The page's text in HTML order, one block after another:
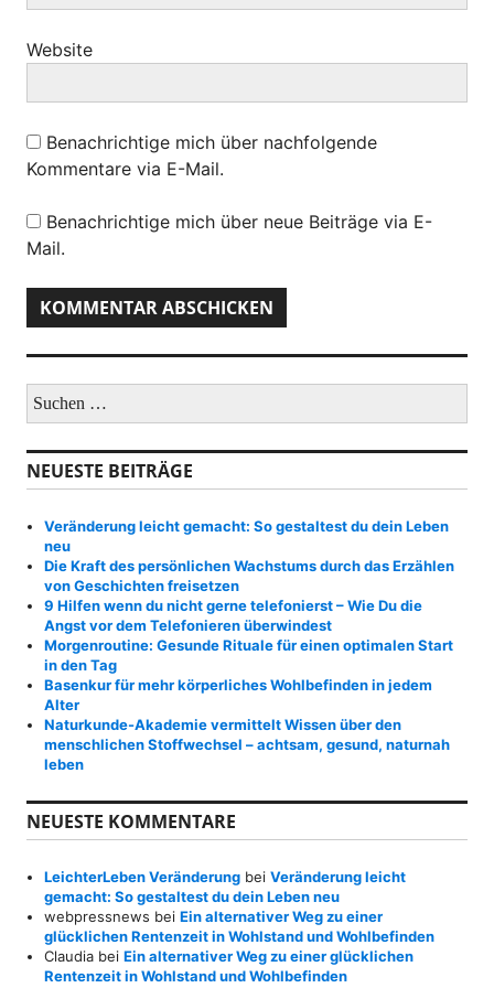
Website
Benachrichtige mich über nachfolgende
Kommentare via E-Mail.
Benachrichtige mich über neue Beiträge via E-
Mail.
u
h
e
n
c
:
NEUESTE BEITRÄGE
Veränderung leicht gemacht: So gestaltest du dein Leben
neu
Die Kraft des persönlichen Wachstums durch das Erzählen
von Geschichten freisetzen
9 Hilfen wenn du nicht gerne telefonierst – Wie Du die
Angst vor dem Telefonieren überwindest
Morgenroutine: Gesunde Rituale für einen optimalen Start
in den Tag
Basenkur für mehr körperliches Wohlbefinden in jedem
Alter
Naturkunde-Akademie vermittelt Wissen über den
menschlichen Stoffwechsel – achtsam, gesund, naturnah
leben
NEUESTE KOMMENTARE
LeichterLeben Veränderung beiVeränderung leicht
gemacht: So gestaltest du dein Leben neu
webpressnews beiEin alternativer Weg zu einer
glücklichen Rentenzeit in Wohlstand und Wohlbefinden
Claudia beiEin alternativer Weg zu einer glücklichen
Rentenzeit in Wohlstand und Wohlbefinden